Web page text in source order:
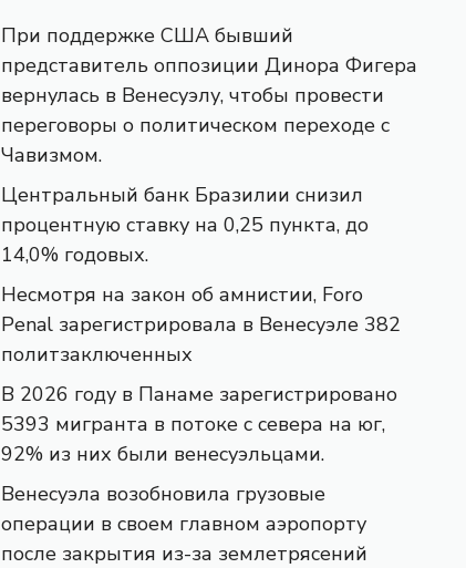
При поддержке США бывший
представитель оппозиции Динора Фигера
вернулась в Венесуэлу, чтобы провести
переговоры о политическом переходе с
Чавизмом.
Центральный банк Бразилии снизил
процентную ставку на 0,25 пункта, до
14,0% годовых.
Несмотря на закон об амнистии, Foro
Penal зарегистрировала в Венесуэле 382
политзаключенных
В 2026 году в Панаме зарегистрировано
5393 мигранта в потоке с севера на юг,
92% из них были венесуэльцами.
Венесуэла возобновила грузовые
операции в своем главном аэропорту
после закрытия из-за землетрясений